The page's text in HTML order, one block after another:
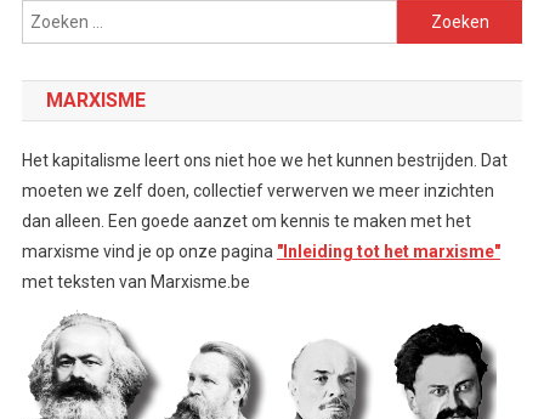
Zoeken
naar:
MARXISME
Het kapitalisme leert ons niet hoe we het kunnen bestrijden. Dat
moeten we zelf doen, collectief verwerven we meer inzichten
dan alleen. Een goede aanzet om kennis te maken met het
marxisme vind je op onze pagina "Inleiding tot het marxisme"
met teksten van Marxisme.be